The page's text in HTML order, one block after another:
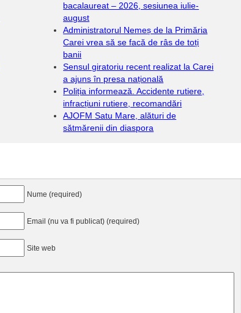
bacalaureat – 2026, sesiunea iulie-
august
Administratorul Nemeș de la Primăria
Carei vrea să se facă de râs de toți
banii
Sensul giratoriu recent realizat la Carei
a ajuns în presa națională
Poliția informează. Accidente rutiere,
infracțiuni rutiere, recomandări
AJOFM Satu Mare, alături de
sătmărenii din diaspora
Nume (required)
Email (nu va fi publicat) (required)
Site web